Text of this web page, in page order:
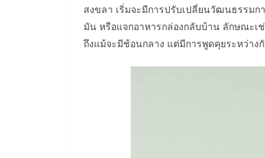
สงขลา เริ่มจะมีการปรับเปลี่ยนวัฒนธรรม
มัน หรือแจกอาหารกล่องกลับบ้าน ลักษณะ
ถึงแม้จะมีช้อนกลาง แต่มีการพูดคุยระหว่าง